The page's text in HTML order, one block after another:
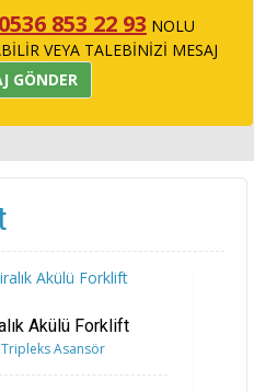
0536 853 22 93 NOLU
VEYA TALEBİNİZİ MESAJ
GÖNDER
Akülü Forklift
Asansör